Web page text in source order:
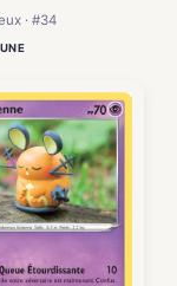
· #34